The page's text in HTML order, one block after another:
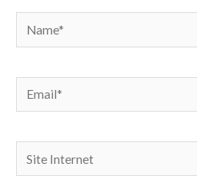
Name*
Email*
Site
Internet